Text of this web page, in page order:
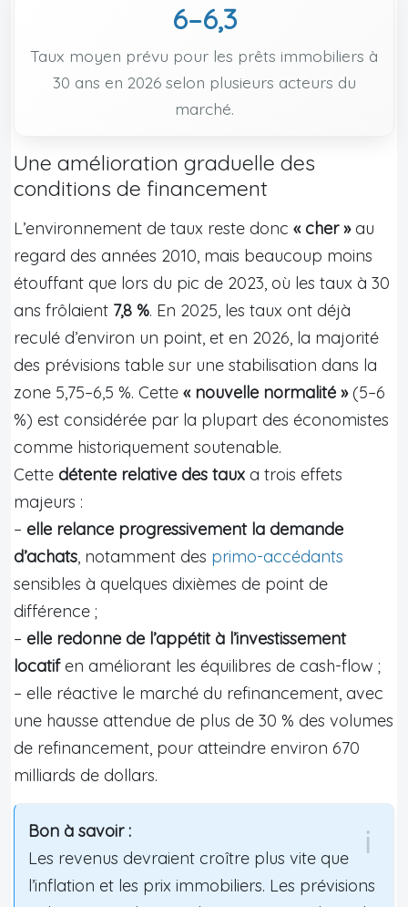
6–6,3
Taux moyen prévu pour les prêts immobiliers à
30 ans en 2026 selon plusieurs acteurs du
marché.
Une amélioration graduelle des
conditions de financement
L’environnement de taux reste donc « cher »au
regard des années 2010, mais beaucoup moins
étouffant que lors du pic de 2023, où les taux à 30
ans frôlaient 7,8 %. En 2025, les taux ont déjà
reculé d’environ un point, et en 2026, la majorité
des prévisions table sur une stabilisation dans la
zone 5,75–6,5 %. Cette « nouvelle normalité »(5–6
%) est considérée par la plupart des économistes
comme historiquement soutenable.
Cette détente relative des taux a trois effets
majeurs :
– elle relance progressivement la demande
d’achats, notamment des primo-accédants
sensibles à quelques dixièmes de point de
différence ;
– elle redonne de l’appétit à l’investissement
locatifen améliorant les équilibres de cash-flow ;
– elle réactive le marché du refinancement, avec
une hausse attendue de plus de 30 % des volumes
de refinancement, pour atteindre environ 670
milliards de dollars.
Bon à savoir :
Les revenus devraient croître plus vite que
l’inflation et les prix immobiliers. Les prévisions